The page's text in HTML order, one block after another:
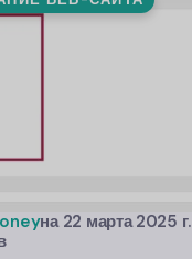
на 22 марта 2025 г.